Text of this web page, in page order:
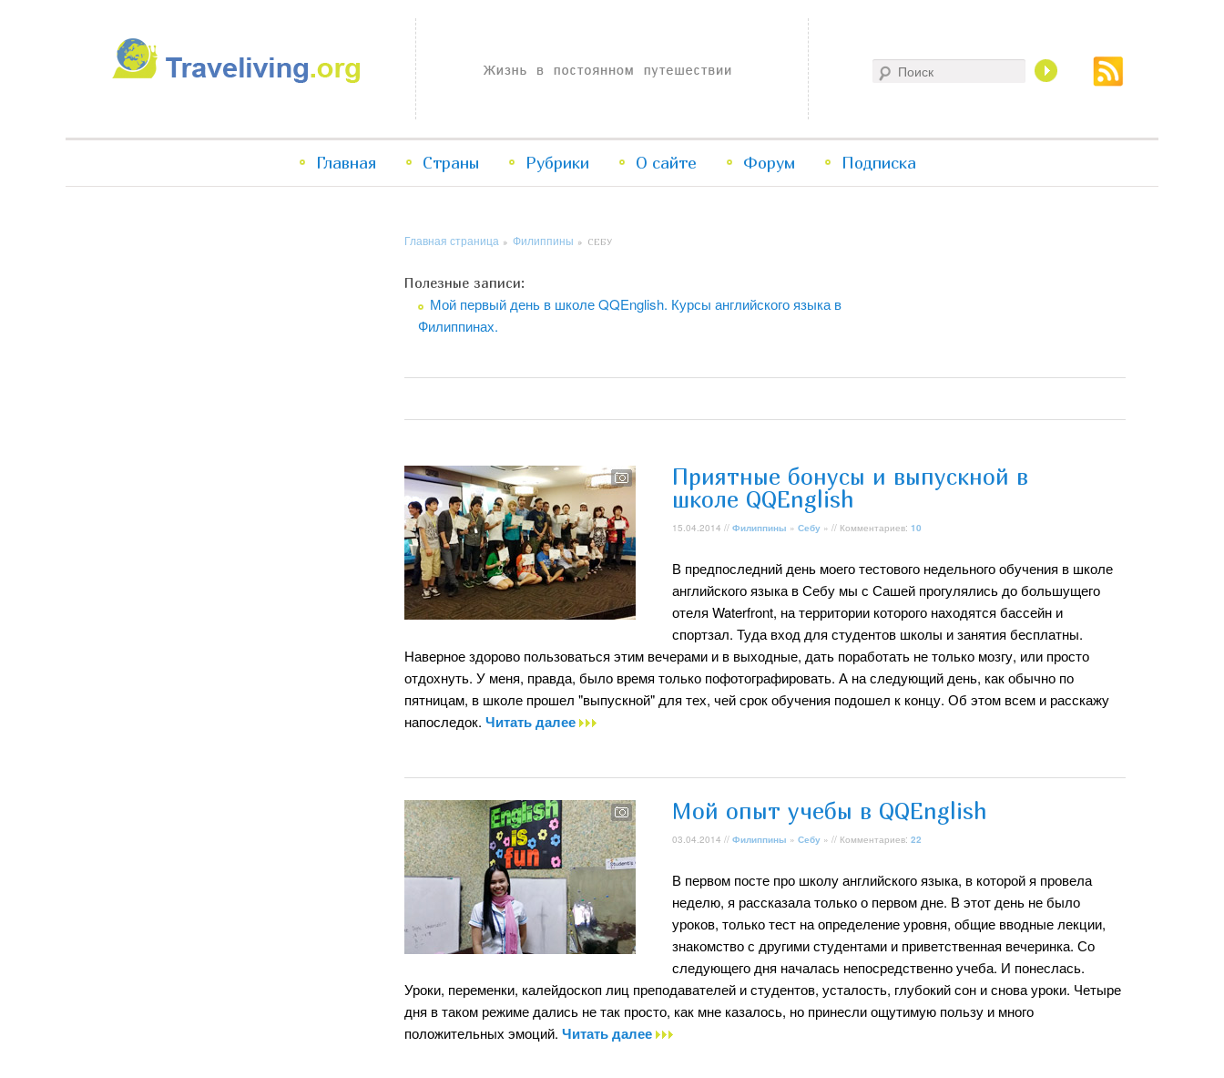
Traveliving
Жизнь в постоянном путешествии
Перейти
содержимому
Перейти
содержимому
Главная Страны Рубрики О сайте Форум Подписка
Главная страница » Филиппины » СЕБУ
Полезные записи:
Мой первый день в школе QQEnglish. Курсы английского языка в
Филиппинах.
Приятные бонусы и выпускной в
школе QQEnglish
15.04.2014 // Филиппины » Себу » // Комментариев: 10
В предпоследний день моего тестового недельного обучения в школе
английского языка в Себу мы с Сашей прогулялись до большущего
отеля Waterfront, на территории которого находятся бассейн и
спортзал. Туда вход для студентов школы и занятия бесплатны.
Наверное здорово пользоваться этим вечерами и в выходные, дать поработать не только мозгу, или просто
отдохнуть. У меня, правда, было время только пофотографировать. А на следующий день, как обычно по
пятницам, в школе прошел "выпускной" для тех, чей срок обучения подошел к концу. Об этом всем и расскажу
напоследок. Читать далее
Мой опыт учебы в QQEnglish
03.04.2014 // Филиппины » Себу » // Комментариев: 22
В первом посте про школу английского языка, в которой я провела
неделю, я рассказала только о первом дне. В этот день не было
уроков, только тест на определение уровня, общие вводные лекции,
знакомство с другими студентами и приветственная вечеринка. Со
следующего дня началась непосредственно учеба. И понеслась.
Уроки, переменки, калейдоскоп лиц преподавателей и студентов, усталость, глубокий сон и снова уроки. Четыре
дня в таком режиме дались не так просто, как мне казалось, но принесли ощутимую пользу и много
положительных эмоций. Читать далее